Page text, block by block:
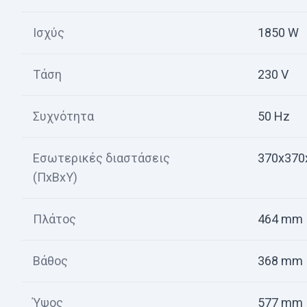
Ισχύς 1850 W
Τάση 230 V
Συχνότητα 50 Hz
Εσωτερικές διαστάσεις
(ΠxΒxΥ)
Πλάτος 464 mm
Βάθος 368 mm
Ύψος 577 mm